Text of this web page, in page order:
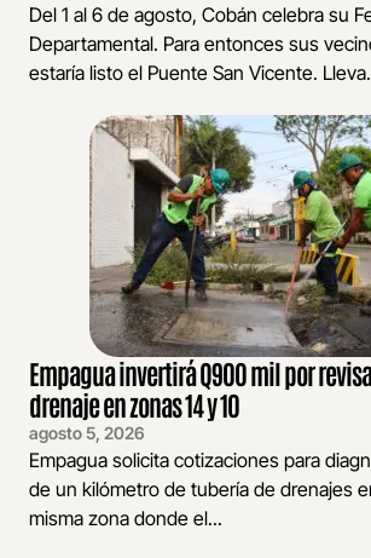
Del 1 al 6 de agosto, Cobán celebra su
Departamental. Para entonces sus
estaría listo el Puente San Vicente.
Empagua invertirá Q900 mil por
drenaje en zonas 14 y 10
agosto 5, 2026
Empagua solicita cotizaciones para
de un kilómetro de tubería de drenajes
misma zona donde el...